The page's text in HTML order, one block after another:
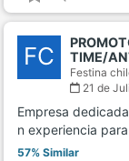
FC
TIME/
Festina
21 de
Empresa
n experiencia
57% Similar